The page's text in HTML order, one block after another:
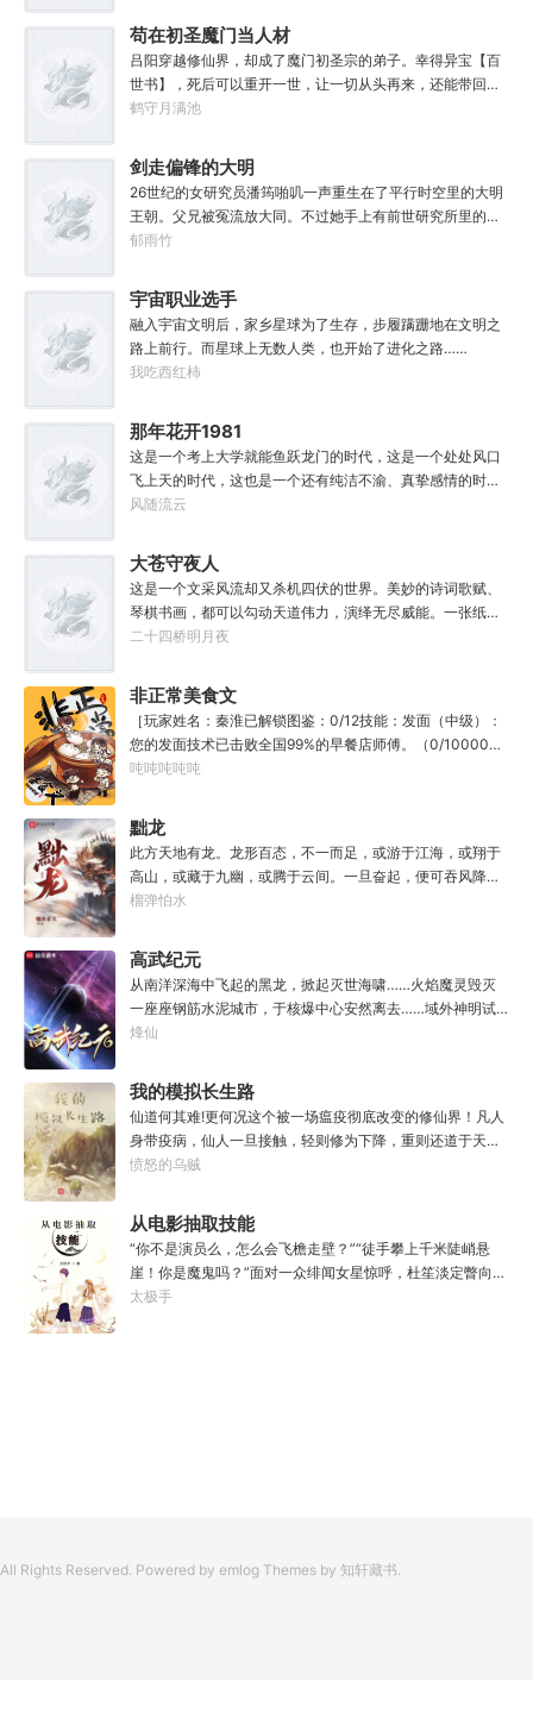
他也没什么大理想大志向，只想挽回遗憾，跟老婆好好过日
子，一家子平安喜乐就好。
苟在初圣魔门当人材
吕阳穿越修仙界，却成了魔门初圣宗的弟子。幸得异宝【百
世书】，死后可以重开一世，让一切从头再来，还能带回前
世的宝物，修为，寿命，甚至觉醒特殊的天赋。奈何次数有
定先在魔门苟住，一世世苦修，不成仙不出山，奈何魔门凶
险异常，遍地都是人材。第一世，吕阳惨遭师姐暗算。第二
世，好不容易反杀师姐，又遭师兄毒手。第三世，第四
世……直到百世之后，再回首，吕阳才发现自己已经成为了
一代魔道巨擘，初圣宗里最畜生的那一个。“魔门个个都是人
鹤守月满池
剑走偏锋的大明
26世纪的女研究员潘筠啪叽一声重生在了平行时空里的大明
王朝。父兄被冤流放大同。不过她手上有前世研究所里的镇
馆神器——灵境！为救家人，潘筠化身道观小道士，仗剑提
度牒。潘筠大剑拍上去：闭嘴，信不信扣你鱼仔。
郁雨竹
宇宙职业选手
融入宇宙文明后，家乡星球为了生存，步履蹒跚地在文明之
路上前行。而星球上无数人类，也开始了进化之路……
我吃西红柿
那年花开1981
这是一个考上大学就能鱼跃龙门的时代，这是一个处处风口
飞上天的时代，这也是一个还有纯洁不渝、真挚感情的时
代；只不过李野刚刚来到这个时代，却被劝着放弃高考进厂
冲刺型选手会考不上？那岂不是辜负了那么多年体育老师的
教导？”
风随流云
大苍守夜人
这是一个文采风流却又杀机四伏的世界。美妙的诗词歌赋、
琴棋书画，都可以勾动天道伟力，演绎无尽威能。一张纸可
封万载凶谷，一滴墨可将三千里海域化为永夜。林苏进入这
人毕生难以触摸的天花板，敢与诸子百家圣人争道。精智
计，察人心，演绎兵法三十六计，弹指间可换一国之君。不
知者谓他情种，知他者，言他为真性情。
二十四桥明月夜
非正常美食文
［玩家姓名：秦淮已解锁图鉴：0/12技能：发面（中级）：
您的发面技术已击败全国99%的早餐店师傅。（0/10000）
调馅（高级）：您的调馅水平已击败全国100%的早餐店师
的那一刻，美食文主角迎来了他加载成功的系统。秦淮：美
食文，早说呀，这个他熟！后来——秦淮发现这好像不是个
单纯的美食文系统。好像还加了些奇奇怪怪的东西。连带着
他看邻居、朋友、客人、员工都不太像人……不过没事。遇
事不决，先吃一口！.游戏说明：1.本游戏自由度极高，请玩
力解锁图鉴。3.一切解释归游戏所有。
吨吨吨吨吨
黜龙
此方天地有龙。龙形百态，不一而足，或游于江海，或翔于
高山，或藏于九幽，或腾于云间。一旦奋起，便可吞风降
雪，引江划河，落雷喷火，分山避海。此处人间也有龙。人
之志。一时机发，便可翻云覆雨，决势分野，定鼎问道，证
位成龙。作为一个迷路的穿越者，张行一开始也想成龙，但
后来，他发现这个行当卷的太厉害了，就决定改行，去黜落
群龙。所谓行尽天下路，使天地处处通，黜遍天下龙，使世
间人人可为龙。
榴弹怕水
高武纪元
从南洋深海中飞起的黑龙，掀起灭世海啸……火焰魔灵毁灭
一座座钢筋水泥城市，于核爆中心安然离去……域外神明试
图统治整片星海……这是人类科技高度发达的未来世界。也
源，心怀能观想星海的奇异神宫，在这个世界艰难前行。多
年以后。“我现在的飞行速度是122682米/每秒，力量爆发
是……”李源在距蓝星表层约180公里的大气层中极速飞行，
冰冷眸子盯着昏暗虚空尽头那条形似神话传说中神龙的庞然
大物：“你，应该是所有入侵半神生命体中最强的一个
烽仙
我的模拟长生路
仙道何其难!更何况这个被一场瘟疫彻底改变的修仙界！凡人
身带疫病，仙人一旦接触，轻则修为下降，重则还道于天，
于是仙凡永隔；仙法不可同修，整个修仙界成为了一个巨大
凡尘中打滚，蹉跎一生。好在临终之时终于觉醒异宝，能够
化真为假，将真实的人生转为黄粱一梦，重回刚穿越之时！
于是，李凡开始了他的漫漫长生路！第二世，李凡历时五十
载终权倾天下，但却遍寻世间而不见仙踪。只在人生的末尾
得见仙人痕迹。第三世，李凡殚精竭虑、百般谋划，却终抵
愤怒的乌贼
从电影抽取技能
“你不是演员么，怎么会飞檐走壁？”“徒手攀上千米陡峭悬
崖！你是魔鬼吗？”面对一众绯闻女星惊呼，杜笙淡定瞥向从
影片中获得的绝技：【龙象般若功（紫）：十龙十象之力，
太极手
All Rights Reserved. Powered by emlog Themes by 知轩藏书.